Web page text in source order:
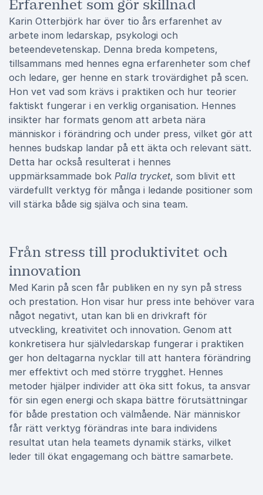
Erfarenhet som gör skillnad
Karin Otterbjörk har över tio års erfarenhet av
arbete inom ledarskap, psykologi och
beteendevetenskap. Denna breda kompetens,
tillsammans med hennes egna erfarenheter som chef
och ledare, ger henne en stark trovärdighet på scen.
Hon vet vad som krävs i praktiken och hur teorier
faktiskt fungerar i en verklig organisation. Hennes
insikter har formats genom att arbeta nära
människor i förändring och under press, vilket gör att
hennes budskap landar på ett äkta och relevant sätt.
Detta har också resulterat i hennes
uppmärksammade bok Palla trycket, som blivit ett
värdefullt verktyg för många i ledande positioner som
vill stärka både sig själva och sina team.
Från stress till produktivitet och
innovation
Med Karin på scen får publiken en ny syn på stress
och prestation. Hon visar hur press inte behöver vara
något negativt, utan kan bli en drivkraft för
utveckling, kreativitet och innovation. Genom att
konkretisera hur självledarskap fungerar i praktiken
ger hon deltagarna nycklar till att hantera förändring
mer effektivt och med större trygghet. Hennes
metoder hjälper individer att öka sitt fokus, ta ansvar
för sin egen energi och skapa bättre förutsättningar
för både prestation och välmående. När människor
får rätt verktyg förändras inte bara individens
resultat utan hela teamets dynamik stärks, vilket
leder till ökat engagemang och bättre samarbete.